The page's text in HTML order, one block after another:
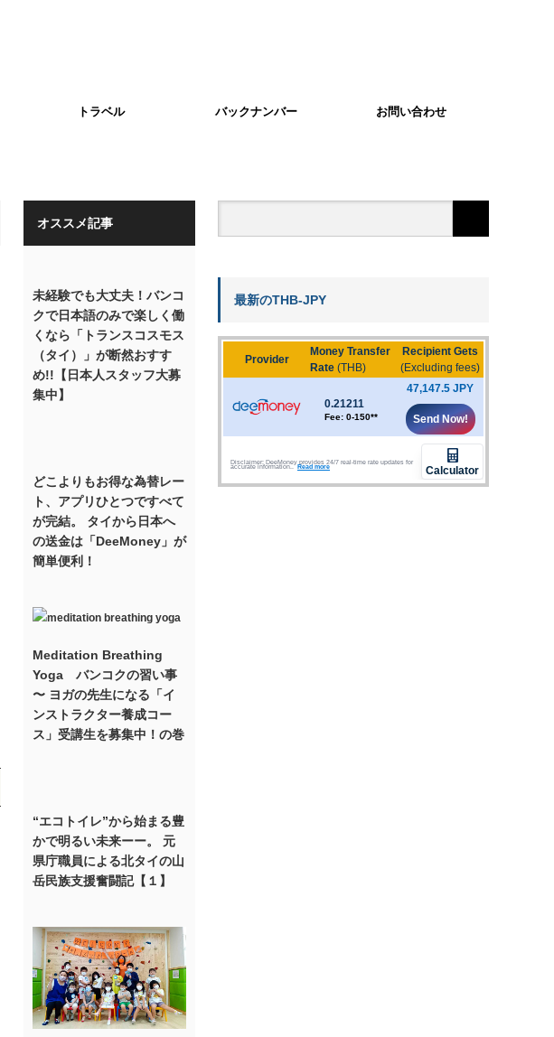
トラベル バックナンバー お問い合わせ
オススメ記事
未経験でも大丈夫！バンコ
クで日本語のみで楽しく働
くなら「トランスコスモス
（タイ）」が断然おすす
め!!【日本人スタッフ大募
集中】
どこよりもお得な為替レー
ト、アプリひとつですべて
が完結。 タイから日本へ
の送金は「DeeMoney」が
簡単便利！
Meditation Breathing
Yoga バンコクの習い事
〜 ヨガの先生になる「イ
ンストラクター養成コー
ス」受講生を募集中！の巻
“エコトイレ”から始まる豊
かで明るい未来ーー。 元
県庁職員による北タイの山
岳民族支援奮闘記【１】
最新のTHB-JPY